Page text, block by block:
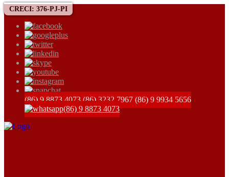
CRECI: 376-PJ-PI
(86) 9 8873 4073 (86) 3232 7967 (86) 9 9934 5656
(86) 9 8873 4073